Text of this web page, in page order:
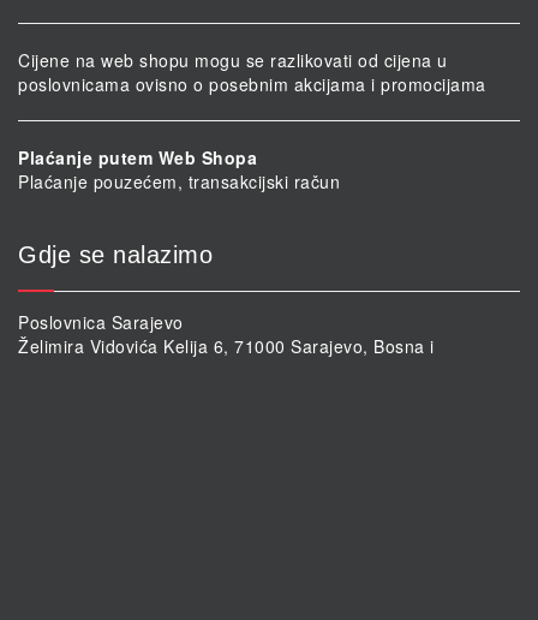
Cijene na web shopu mogu se razlikovati od cijena u
poslovnicama ovisno o posebnim akcijama i promocijama
Plaćanje putem Web Shopa
Plaćanje pouzećem, transakcijski račun
Gdje se nalazimo
Poslovnica Sarajevo
Želimira Vidovića Kelija 6, 71000 Sarajevo, Bosna i